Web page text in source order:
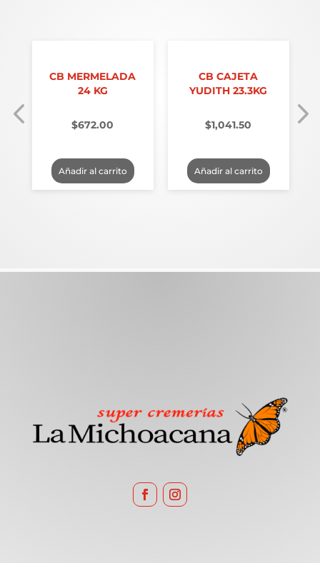
CB MERMELADA
24 KG
$672.00
Añadir al carrito
CB CAJETA
YUDITH 23.3KG
$1,041.50
Añadir al carrito